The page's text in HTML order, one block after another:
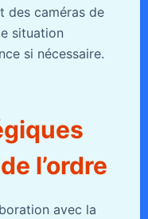
des caméras de
situation
si nécessaire.
l’ordre
avec la